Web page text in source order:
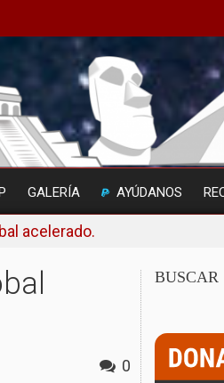
GALERÍA AYÚDANOS
acelerado.
0
BUSCAR